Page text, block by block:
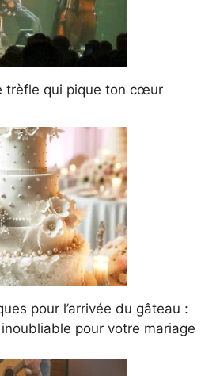
trèfle qui pique ton cœur
pour l’arrivée du gâteau :
pour votre mariage